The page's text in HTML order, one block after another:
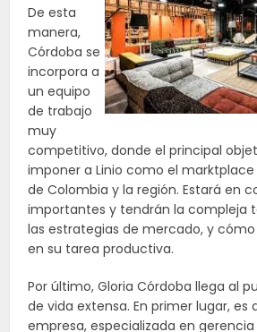
De esta
manera,
Córdoba se
incorpora a
un equipo
de trabajo
muy
competitivo, donde el principal
imponer a Linio como el
de Colombia y la región. Estará en
importantes y tendrán la compleja
las estrategias de mercado, y
en su tarea productiva.
Por último, Gloria Córdoba llega al
de vida extensa. En primer lugar, es
empresa, especializada en